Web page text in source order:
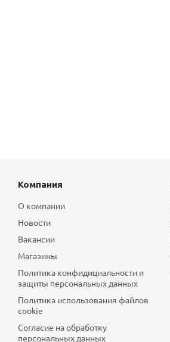
Компания
О компании
Новости
Вакансии
Магазины
Политика конфидициальности и
защиты персональных данных
Политика использования файлов
cookie
Согласие на обработку
персональных данных